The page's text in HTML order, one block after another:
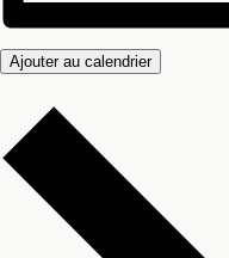
Ajouter au calendrier